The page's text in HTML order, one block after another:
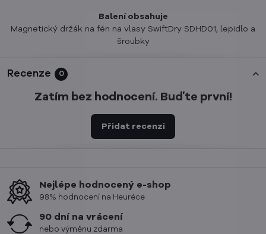
Balení obsahuje
Magnetický držák na fén na vlasy SwiftDry SDHD01, lepidlo a
šroubky
Recenze 0
Zatím bez hodnocení. Buďte první!
Přidat recenzi
Nejlépe hodnocený e-shop
98% hodnocení na Heuréce
90 dní na vrácení
nebo výměnu zdarma